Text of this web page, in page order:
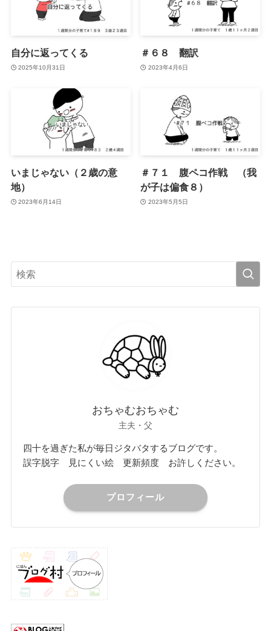
自分に返ってくる
2025年10月31日
＃６８ 翻訳
2023年4月6日
いまじゃない（２歳の意
地）
2023年6月14日
＃７１ 腹ペコ作戦 （我
が子は偏食８）
2023年5月5日
おちゃむおちゃむ
主夫・父
四十を過ぎた私が毎日ジタバタするブログです。
誤字脱字 見にくい絵 更新頻度 お許しください。
プロフィール